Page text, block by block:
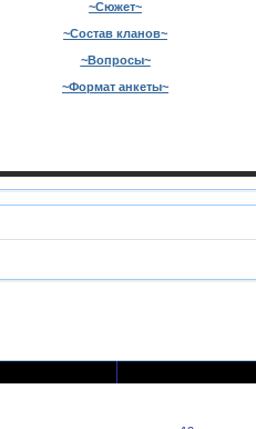
~Сюжет~
~Состав кланов~
~Вопросы~
~Формат анкеты~